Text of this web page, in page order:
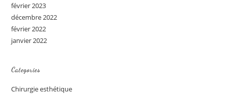
février 2023
décembre 2022
février 2022
janvier 2022
Categories
Chirurgie esthétique